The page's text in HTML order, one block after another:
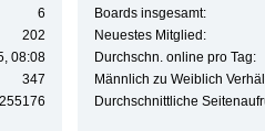
6
202
08:08
347
Boards insgesamt:
Neuestes Mitglied:
Durchschn. online pro Tag:
Männlich zu Weiblich
Durchschnittliche